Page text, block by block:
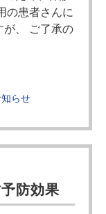
の患者さんに
が、 ご了承の
知らせ
防効果